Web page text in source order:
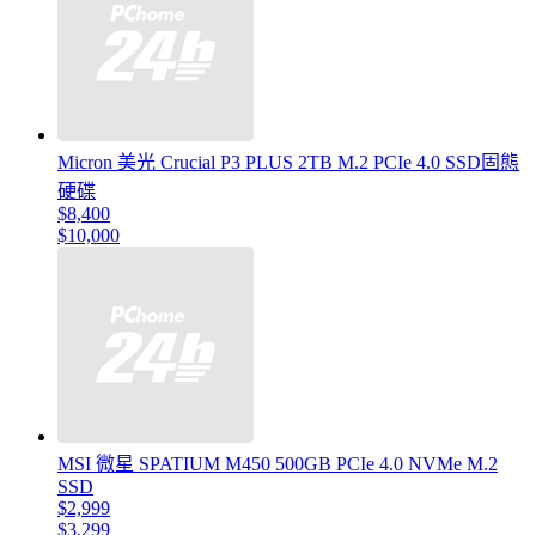
Micron 美光 Crucial P3 PLUS 2TB M.2 PCIe 4.0 SSD固態
硬碟
$8,400
$10,000
MSI 微星 SPATIUM M450 500GB PCIe 4.0 NVMe M.2
SSD
$2,999
$3,299